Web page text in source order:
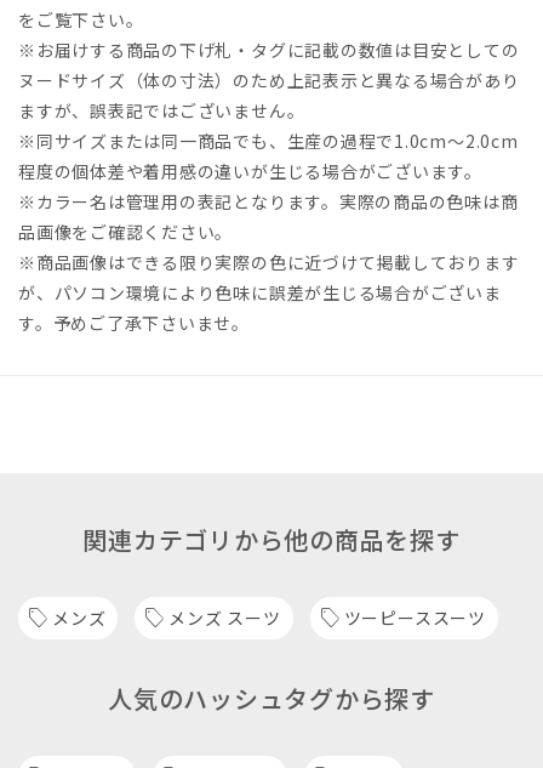
をご覧下さい。
※お届けする商品の下げ札・タグに記載の数値は目安としての
ヌードサイズ（体の寸法）のため上記表示と異なる場合があり
ますが、誤表記ではございません。
※同サイズまたは同一商品でも、生産の過程で1.0cm～2.0cm
程度の個体差や着用感の違いが生じる場合がございます。
※カラー名は管理用の表記となります。実際の商品の色味は商
品画像をご確認ください。
※商品画像はできる限り実際の色に近づけて掲載しております
が、パソコン環境により色味に誤差が生じる場合がございま
す。予めご了承下さいませ。
関連カテゴリから他の商品を探す
メンズ メンズ スーツ ツーピーススーツ
人気のハッシュタグから探す